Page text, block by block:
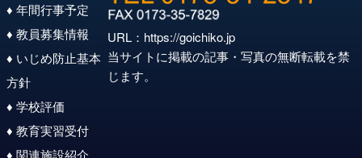
♦ 年間行事予定
♦ 教員募集情報
♦ いじめ防止基本
方針
♦ 学校評価
♦ 教育実習受付
♦ 関連施設紹介
URL： https://goichiko.jp
当サイトに掲載の記事・写真の無断転載を禁
じます。